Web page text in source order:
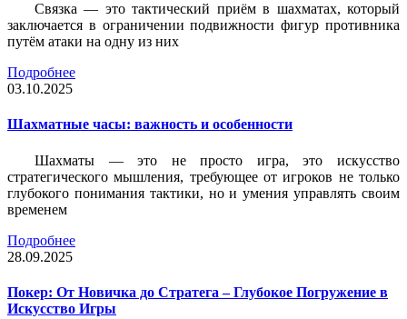
Связка — это тактический приём в шахматах, который
заключается в ограничении подвижности фигур противника
путём атаки на одну из них
Подробнее
03.10.2025
Шахматные часы: важность и особенности
Шахматы — это не просто игра, это искусство
стратегического мышления, требующее от игроков не только
глубокого понимания тактики, но и умения управлять своим
временем
Подробнее
28.09.2025
Покер: От Новичка до Стратега – Глубокое Погружение в
Искусство Игры